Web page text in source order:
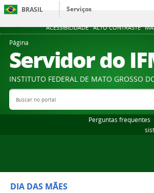
ACESSIBILIDADE ALTO CONTRASTE
BRASIL
Serviços
Página
Servidor do
INSTITUTO FEDERAL DE MATO GROSSO
Buscar no portal
Perguntas frequentes
DIA DAS MÃES